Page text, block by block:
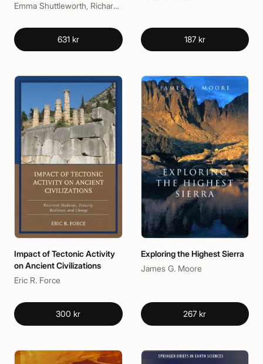
Emma Shuttleworth, Richard Huggett
631 kr 187 kr
Impact of Tectonic Activity
on Ancient Civilizations
Eric R. Force
300 kr
Exploring the Highest Sierra
James G. Moore
267 kr